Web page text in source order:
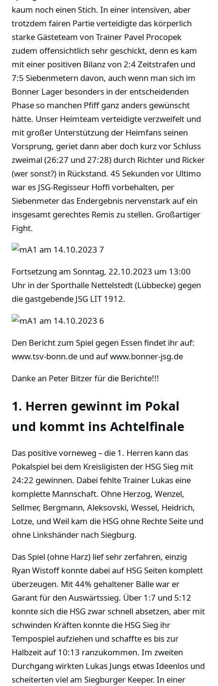
kaum noch einen Stich. In einer intensiven, aber
trotzdem fairen Partie verteidigte das körperlich
starke Gästeteam von Trainer Pavel Procopek
zudem offensichtlich sehr geschickt, denn es kam
mit einer positiven Bilanz von 2:4 Zeitstrafen und
7:5 Siebenmetern davon, auch wenn man sich im
Bonner Lager besonders in der entscheidenden
Phase so manchen Pfiff ganz anders gewünscht
hätte. Unser Heimteam verteidigte verzweifelt und
mit großer Unterstützung der Heimfans seinen
Vorsprung, geriet dann aber doch kurz vor Schluss
zweimal (26:27 und 27:28) durch Richter und Ricker
(wer sonst?) in Rückstand. 45 Sekunden vor Ultimo
war es JSG-Regisseur Hoffi vorbehalten, per
Siebenmeter das Endergebnis nervenstark auf ein
insgesamt gerechtes Remis zu stellen. Großartiger
Fight.
Fortsetzung am Sonntag, 22.10.2023 um 13:00
Uhr in der Sporthalle Nettelstedt (Lübbecke) gegen
die gastgebende JSG LIT 1912.
Den Bericht zum Spiel gegen Essen findet ihr auf:
www.tsv-bonn.de und auf www.bonner-jsg.de
Danke an Peter Bitzer für die Berichte!!!
1. Herren gewinnt im Pokal
und kommt ins Achtelfinale
Das positive vorneweg – die 1. Herren kann das
Pokalspiel bei dem Kreisligisten der HSG Sieg mit
24:22 gewinnen. Dabei fehlte Trainer Lukas eine
komplette Mannschaft. Ohne Herzog, Wenzel,
Sellmer, Bergmann, Aleksovski, Wessel, Heidrich,
Lotze, und Weil kam die HSG ohne Rechte Seite und
ohne Linkshänder nach Siegburg.
Das Spiel (ohne Harz) lief sehr zerfahren, einzig
Ryan Wistoff konnte dabei auf HSG Seiten komplett
überzeugen. Mit 44% gehaltener Bälle war er
Garant für den Auswärtssieg. Über 1:7 und 5:12
konnte sich die HSG zwar schnell absetzen, aber mit
schwinden Kräften konnte die HSG Sieg ihr
Tempospiel aufziehen und schaffte es bis zur
Halbzeit auf 10:13 ranzukommen. Im zweiten
Durchgang wirkten Lukas Jungs etwas Ideenlos und
scheiterten viel am Siegburger Keeper. In einer